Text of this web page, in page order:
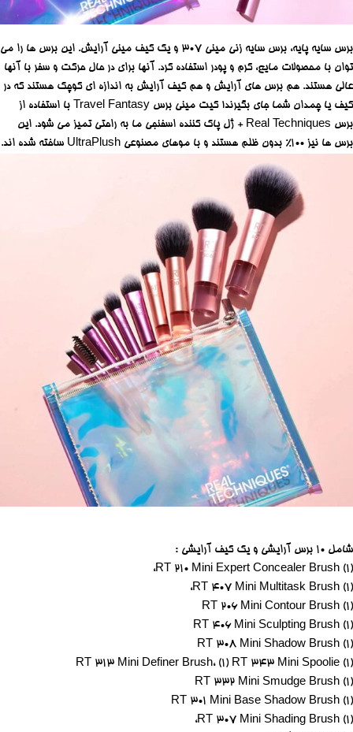
برس سایه پایه، برس سایه زنی مینی 307 و یک کیف مینی آرایش.
این برس ها را می
توان با محصولات مایع، کرم و پودر استفاده کرد. آنها برای در حال حرکت و سفر با آنها
عالی هستند. هم برس های آرایش و هم کیف آرایش به اندازه ای کوچک هستند که در
کیف یا چمدان شما جای بگیرند!
کیت مینی برس Travel Fantasy با استفاده از
برس Real Techniques + ژل پاک کننده اسفنجی ما به راحتی تمیز می شود.
این
برس ها نیز 100% بدون ظلم هستند و با موهای مصنوعی UltraPlush ساخته شده اند.
شامل 10 برس آرایشی و یک کیف آرایشی
:
(1) RT 210 Mini Expert Concealer Brush،
(1) RT 407 Mini Multitask Brush،
(1) RT 206 Mini Contour Brush
(1) RT 406 Mini Sculpting Brush
(1) RT 308 Mini Shadow Brush
(1) RT 313 Mini Definer Brush، (1) RT 343 Mini Spoolie
(1) RT 332 Mini Smudge Brush
(1) RT 301 Mini Base Shadow Brush
(1) RT 307 Mini Shading Brush،